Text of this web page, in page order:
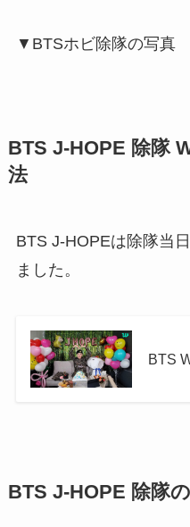
▼BTSホビ除隊の写真
BTS J-HOPE 除隊
法
BTS J-HOPEは除隊当
ました。
BTS
BTS J-HOPE 除隊